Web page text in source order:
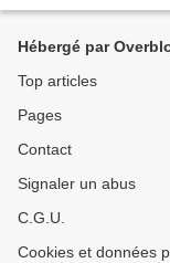
Hébergé par
Top articles
Pages
Contact
Signaler un abus
C.G.U.
Cookies et données